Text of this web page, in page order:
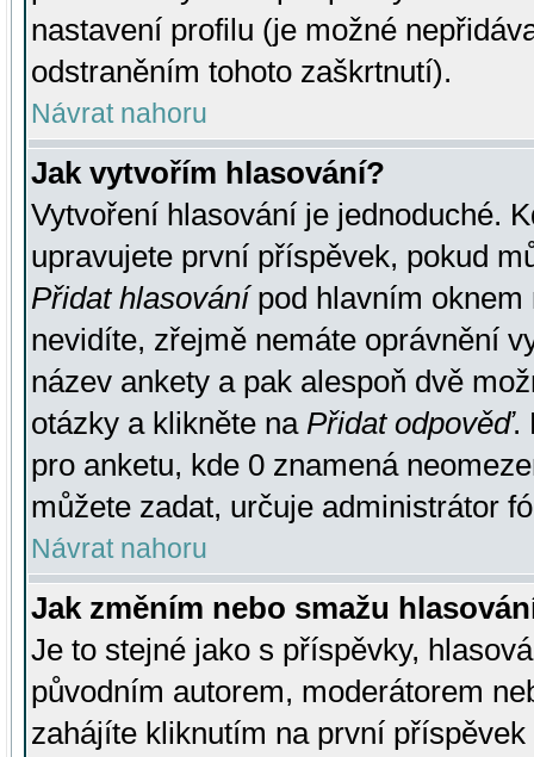
nastavení profilu (je možné
odstraněním tohoto zaškrtnutí).
Návrat nahoru
Jak vytvořím hlasování?
Vytvoření hlasování je jednoduché.
upravujete první příspěvek, pokud
Přidat hlasovánípod hlavním oknem
nevidíte, zřejmě nemáte oprávnění
název ankety a pak alespoň dvě
otázky a klikněte na Přidat odpověď.
pro anketu, kde 0 znamená
můžete zadat, určuje administrátor
Návrat nahoru
Jak změním nebo smažu
Je to stejné jako s příspěvky,
původním autorem, moderátorem
zahájíte kliknutím na první